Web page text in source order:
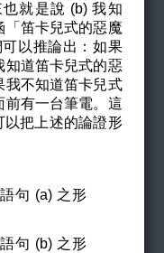
就是說 (b) 我知
「笛卡兒式的惡魔
以推論出：如果
知道笛卡兒式的惡
我不知道笛卡兒式
前有一台筆電。這
以把上述的論證形
(a) 之形
語句 (b) 之形